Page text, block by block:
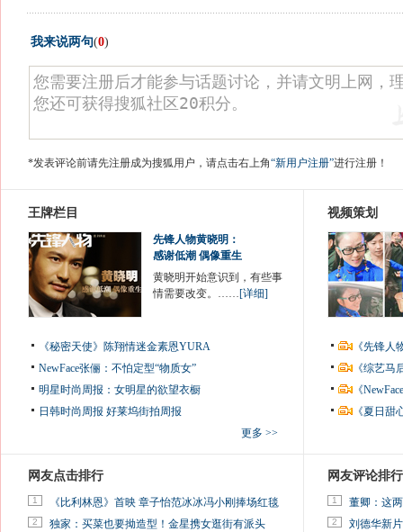
我来说两句(0)
*发表评论前请先注册成为搜狐用户，请点击右上角“新用户注册”进行注册！
王牌栏目
先锋人物黄晓明：
感谢低潮 偶像重生
黄晓明开始意识到，有些事
情需要改变。……[详细]
《秘密天使》陈翔情迷金素恩YURA
NewFace张俪：不怕定型“物质女”
明星时尚周报：女明星的欲望衣橱
日韩时尚周报 好莱坞街拍周报
更多 >>
视频策划
《先锋
《综艺
《
《夏日
网友点击排行
1 《比利林恩》首映 章子怡范冰冰冯小刚捧场红毯
2 独家：买菜也要拗造型！金星携女逛街有派头
网友评论排行
1 董卿：这
2 刘德华新